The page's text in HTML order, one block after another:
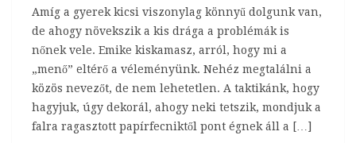
Amíg a gyerek kicsi viszonylag könnyű dolgunk van,
de ahogy növekszik a kis drága a problémák is
nőnek vele. Emike kiskamasz, arról, hogy mi a
„menő” eltérő a véleményünk. Nehéz megtalálni a
közös nevezőt, de nem lehetetlen. A taktikánk, hogy
hagyjuk, úgy dekorál, ahogy neki tetszik, mondjuk a
falra ragasztott papírfecniktől pont égnek áll a […]